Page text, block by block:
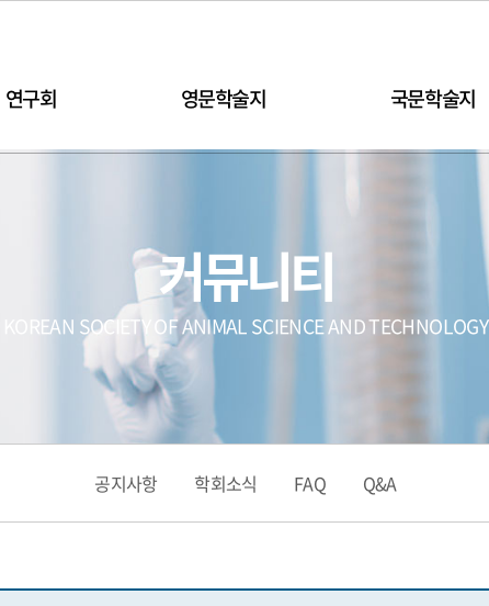
연구회 영문학술지 국문학술지
커뮤니티
KOREAN SOCIETY OF ANIMAL SCIENCE AND TECHNOLOGY
공지사항 학회소식 FAQ Q&A